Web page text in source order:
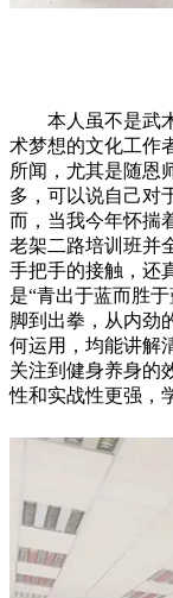
本人虽不是武
术梦想的文化工作
所闻，尤其是随恩
多，可以说自己对
而，当我今年怀揣
老架二路培训班并
手把手的接触，还
是“青出于蓝而胜
脚到出拳，从内劲
何运用，均能讲解
关注到健身养身的
性和实战性更强，